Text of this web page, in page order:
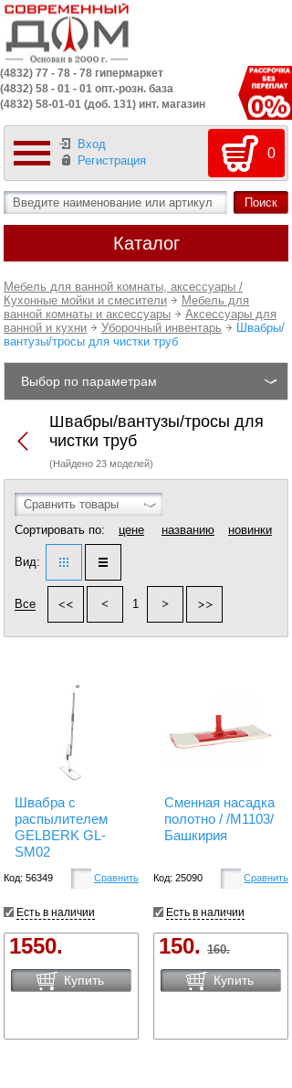
(4832) 77 - 78 - 78 гипермаркет
(4832) 58 - 01 - 01 опт.-розн. база
(4832) 58-01-01 (доб. 131) инт. магазин
Вход
Регистрация
0
Каталог
Мебель для ванной комнаты, аксессуары /
Кухонные мойки и смесители
Мебель для
ванной комнаты и аксессуары
Аксессуары для
ванной и кухни
Уборочный инвентарь
Швабры/
вантузы/тросы для чистки труб
Выбор по параметрам
Швабры/вантузы/тросы для
чистки труб
(Найдено 23 моделей)
Сравнить товары
Сортировать по:
цене названию новинки
Вид:
Все 1
Швабра с
распылителем
GELBERK GL-
SM02
Код: 56349 Сравнить
Есть в наличии
1550.
Купить
Сменная насадка
полотно / /М1103/
Башкирия
Код: 25090 Сравнить
Есть в наличии
150. 160.
Купить